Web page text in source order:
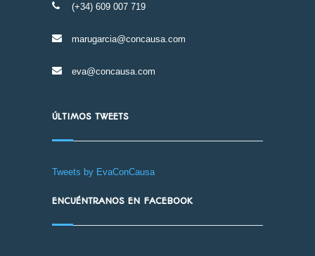
(+34) 609 007 719
marugarcia@concausa.com
eva@concausa.com
ÚLTIMOS TWEETS
Tweets by EvaConCausa
ENCUÉNTRANOS EN FACEBOOK